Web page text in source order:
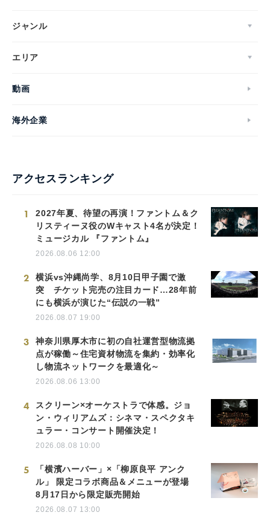
ジャンル
エリア
動画
海外企業
アクセスランキング
1
2027年夏、待望の再演！ファントム＆ク
リスティーヌ役のWキャスト4名が決定！
ミュージカル 『ファントム』
2026.08.06 12:00
2
横浜vs沖縄尚学、8月10日甲子園で激
突 チケット完売の注目カード…28年前
にも横浜が演じた“伝説の一戦”
2026.08.07 19:00
3
神奈川県厚木市に初の自社運営型物流拠
点が稼働～住宅資材物流を集約・効率化
し物流ネットワークを最適化～
2026.08.06 13:00
4
スクリーン×オーケストラで体感。ジョ
ン・ウィリアムズ：シネマ・スペクタキ
ュラー・コンサート開催決定！
2026.08.08 10:00
5
「横濱ハーバー」×「柳原良平 アンク
ル」 限定コラボ商品＆メニューが登場
8月17日から限定販売開始
2026.08.07 13:00